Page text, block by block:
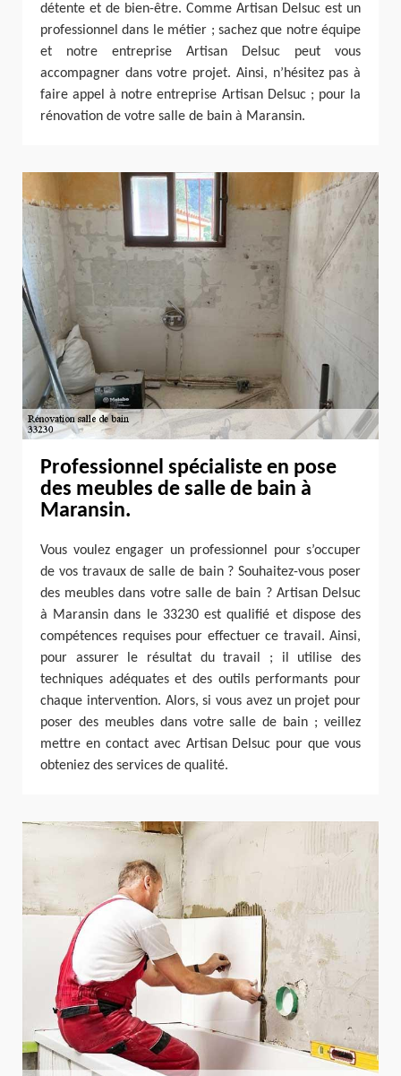
détente et de bien-être. Comme Artisan Delsuc est un
professionnel dans le métier ; sachez que notre équipe
et notre entreprise Artisan Delsuc peut vous
accompagner dans votre projet. Ainsi, n’hésitez pas à
faire appel à notre entreprise Artisan Delsuc ; pour la
rénovation de votre salle de bain à Maransin.
Professionnel spécialiste en pose
des meubles de salle de bain à
Maransin.
Vous voulez engager un professionnel pour s’occuper
de vos travaux de salle de bain ? Souhaitez-vous poser
des meubles dans votre salle de bain ? Artisan Delsuc
à Maransin dans le 33230 est qualifié et dispose des
compétences requises pour effectuer ce travail. Ainsi,
pour assurer le résultat du travail ; il utilise des
techniques adéquates et des outils performants pour
chaque intervention. Alors, si vous avez un projet pour
poser des meubles dans votre salle de bain ; veillez
mettre en contact avec Artisan Delsuc pour que vous
obteniez des services de qualité.